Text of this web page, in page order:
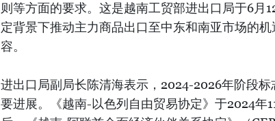
则等方面的要求。这是越南工贸部进出口局于6月
定背景下推动主力商品出口至中东和南亚市场的
容。
进出口局副局长陈清海表示，2024-2026年阶段
要进展。《越南-以色列自由贸易协定》于2024年